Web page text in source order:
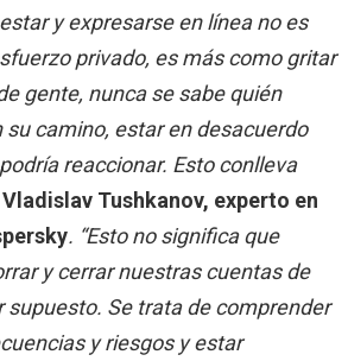
y expresarse en línea no es
privado, es más como gritar
gente, nunca se sabe quién
su camino, estar en desacuerdo
reaccionar. Esto conlleva
Vladislav Tushkanov, experto en
. “Esto no significa que
y cerrar nuestras cuentas de
supuesto. Se trata de comprender
y riesgos y estar